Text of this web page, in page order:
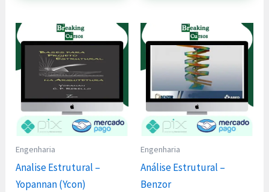
Engenharia
Analise Estrutural –
Yopannan (Ycon)
Engenharia
Análise Estrutural –
Benzor